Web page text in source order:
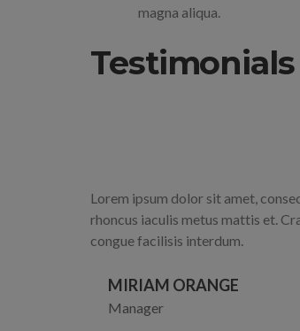
magna aliqua.
Testimonials
Lorem ipsum dolor sit amet,
rhoncus iaculis metus mattis et.
congue facilisis interdum.
MIRIAM ORANGE
Manager